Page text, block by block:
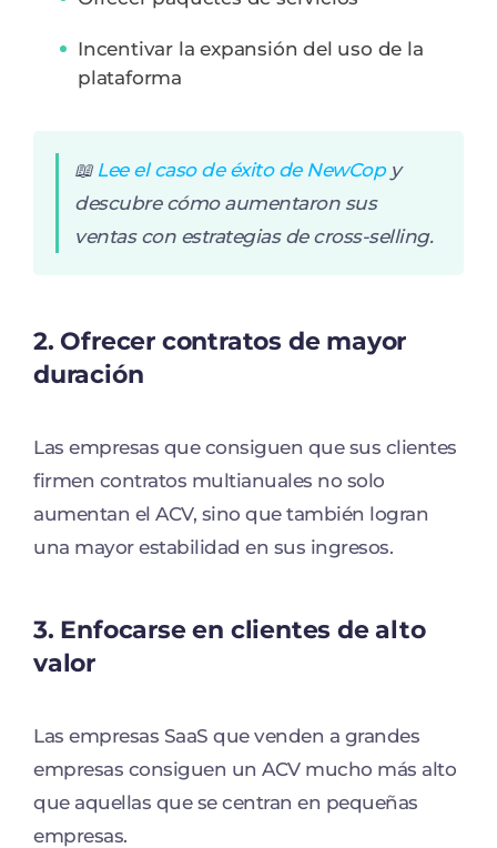
Incentivar la expansión del uso de la
plataforma
📖 Lee el caso de éxito de NewCopy
descubre cómo aumentaron sus
ventas con estrategias de cross-selling.
2. Ofrecer contratos de mayor
duración
Las empresas que consiguen que sus clientes
firmen contratos multianuales no solo
aumentan el ACV, sino que también logran
una mayor estabilidad en sus ingresos.
3. Enfocarse en clientes de alto
valor
Las empresas SaaS que venden a grandes
empresas consiguen un ACV mucho más alto
que aquellas que se centran en pequeñas
empresas.